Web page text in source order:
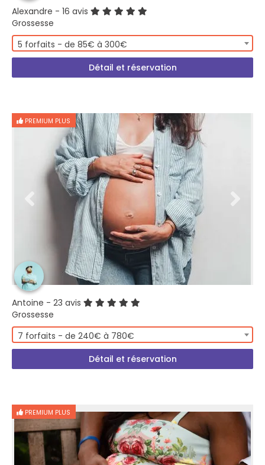
Alexandre - 16 avis
Grossesse
5 forfaits - de 85€ à 300€
Détail et réservation
PREMIUM PLUS
Antoine - 23 avis
Grossesse
7 forfaits - de 240€ à 780€
Détail et réservation
PREMIUM PLUS